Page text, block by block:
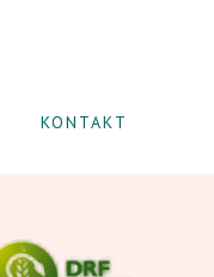
KONTAKT